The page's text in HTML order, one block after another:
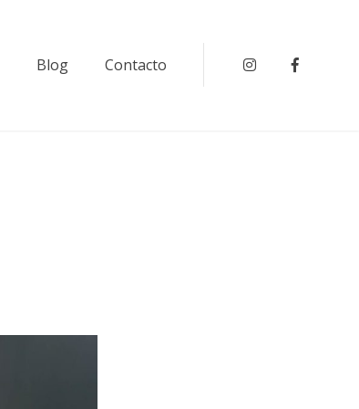
Blog Contacto Instagram